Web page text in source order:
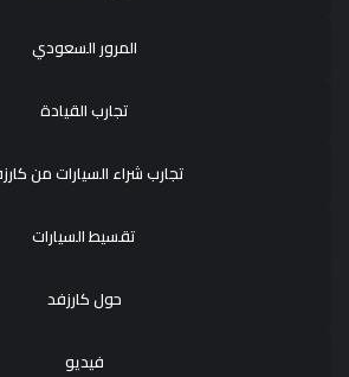
المرور السعودي
تجارب القيادة
تجارب شراء السيارات من
تقسيط السيارات
حول كارزفد
فيديو